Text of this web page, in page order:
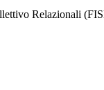
Relazionali